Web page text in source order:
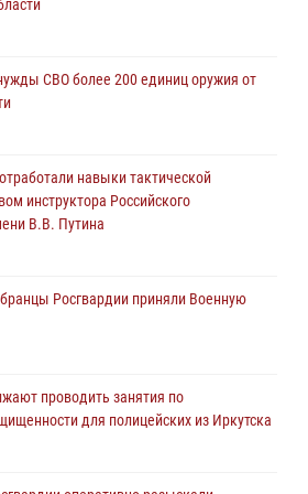
в Иркутской области
и вернули родственникам
СВО более 200 единиц оружия от
навыки тактической
инструктора Российского
В.В. Путина
Росгвардии приняли Военную
проводить занятия по
для полицейских из Иркутска